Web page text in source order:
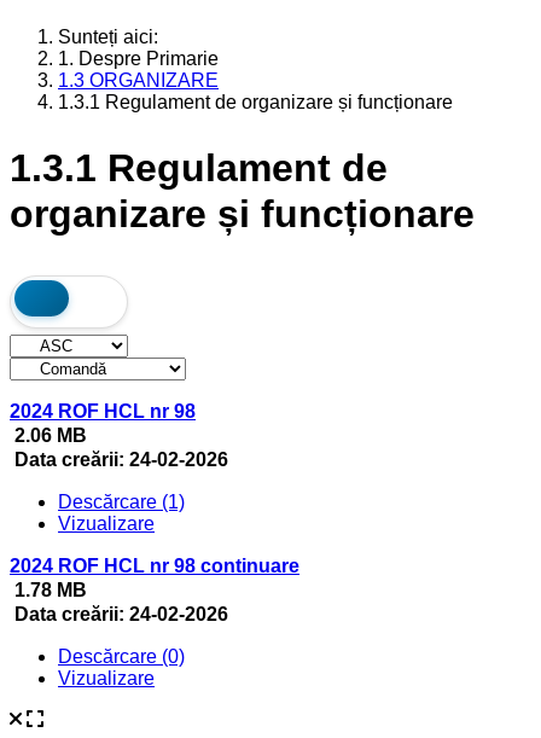
Sunteți aici:
1. Despre Primarie
1.3 ORGANIZARE
1.3.1 Regulament de organizare și funcționare
1.3.1 Regulament de
organizare și funcționare
2024 ROF HCL nr 98
2.06 MB
Data creării: 24-02-2026
Descărcare (1)
Vizualizare
2024 ROF HCL nr 98 continuare
1.78 MB
Data creării: 24-02-2026
Descărcare (0)
Vizualizare